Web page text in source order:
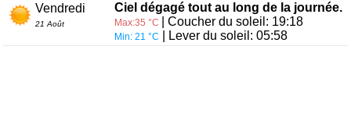
Vendredi
21 Août
Ciel dégagé tout au long de la journée.
Max:35 °C | Coucher du soleil: 19:18
Min: 21 °C | Lever du soleil: 05:58